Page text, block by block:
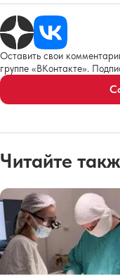
Оставить свои
группе «ВКонтакте».
Читайте